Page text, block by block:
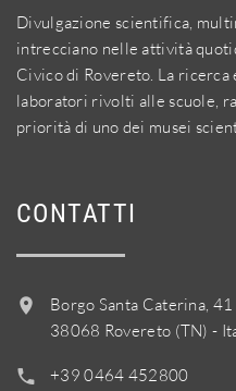
Divulgazione scientifica,
intrecciano nelle attività
Civico di Rovereto. La
laboratori rivolti alle scuole,
priorità di uno dei musei
CONTATTI
Borgo Santa Caterina, 41
38068 Rovereto (TN) -
+39 0464 452800